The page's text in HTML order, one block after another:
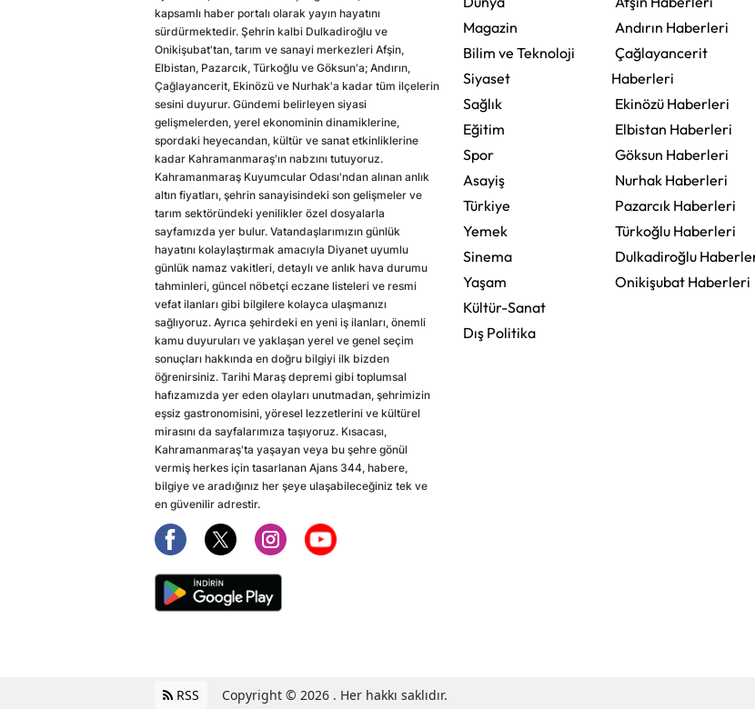
kapsamlı haber portalı olarak yayın hayatını
sürdürmektedir. Şehrin kalbi Dulkadiroğlu ve
Onikişubat'tan, tarım ve sanayi merkezleri Afşin,
Elbistan, Pazarcık, Türkoğlu ve Göksun'a; Andırın,
Çağlayancerit, Ekinözü ve Nurhak'a kadar tüm ilçelerin
sesini duyurur. Gündemi belirleyen siyasi
gelişmelerden, yerel ekonominin dinamiklerine,
spordaki heyecandan, kültür ve sanat etkinliklerine
kadar Kahramanmaraş'ın nabzını tutuyoruz.
Kahramanmaraş Kuyumcular Odası'ndan alınan anlık
altın fiyatları, şehrin sanayisindeki son gelişmeler ve
tarım sektöründeki yenilikler özel dosyalarla
sayfamızda yer bulur. Vatandaşlarımızın günlük
hayatını kolaylaştırmak amacıyla Diyanet uyumlu
günlük namaz vakitleri, detaylı ve anlık hava durumu
tahminleri, güncel nöbetçi eczane listeleri ve resmi
vefat ilanları gibi bilgilere kolayca ulaşmanızı
sağlıyoruz. Ayrıca şehirdeki en yeni iş ilanları, önemli
kamu duyuruları ve yaklaşan yerel ve genel seçim
sonuçları hakkında en doğru bilgiyi ilk bizden
öğrenirsiniz. Tarihi Maraş depremi gibi toplumsal
hafızamızda yer eden olayları unutmadan, şehrimizin
eşsiz gastronomisini, yöresel lezzetlerini ve kültürel
mirasını da sayfalarımıza taşıyoruz. Kısacası,
Kahramanmaraş'ta yaşayan veya bu şehre gönül
vermiş herkes için tasarlanan Ajans 344, habere,
bilgiye ve aradığınız her şeye ulaşabileceğiniz tek ve
en güvenilir adrestir.
Magazin
Bilim ve Teknoloji
Siyaset
Sağlık
Eğitim
Spor
Asayiş
Türkiye
Yemek
Sinema
Yaşam
Kültür-Sanat
Dış Politika
Andırın Haberleri
Çağlayancerit
Haberleri
Ekinözü Haberleri
Elbistan Haberleri
Göksun Haberleri
Nurhak Haberleri
Pazarcık Haberleri
Türkoğlu Haberleri
Dulkadiroğlu
Onikişubat Haberleri
RSS Copyright © 2026 . Her hakkı saklıdır.